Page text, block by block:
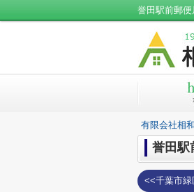
誉田駅前郵
有限会社相
誉田駅
<<千葉市